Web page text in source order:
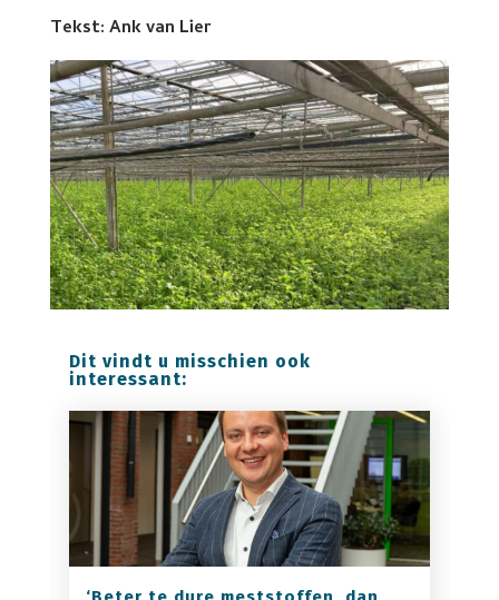
Tekst: Ank van Lier
Dit vindt u misschien ook
interessant: